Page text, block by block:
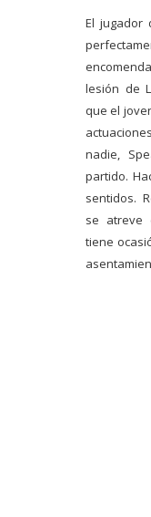
El
lesión de
que el
nadie,
partido.
sentidos.
se atreve
tiene